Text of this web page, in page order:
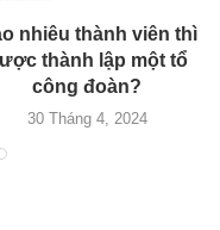
nhiêu thành viên thì
thành lập một tổ
công đoàn?
30 Tháng 4, 2024